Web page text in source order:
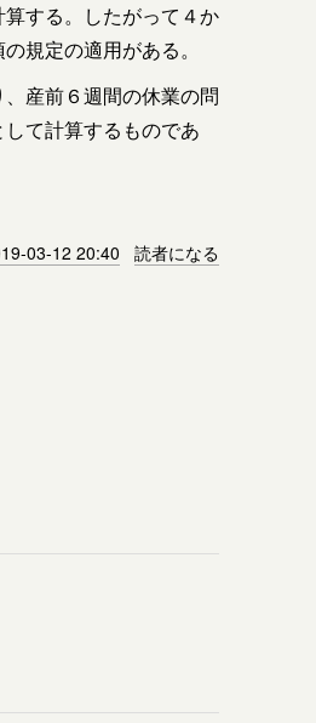
する。したがって４か
規定の適用がある。
産前６週間の休業の問
て計算するものであ
03-12 20:40 読者になる